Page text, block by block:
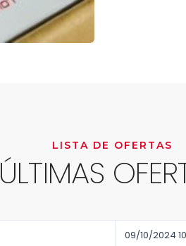
LISTA DE OFERTAS
ÚLTIMAS
09/10/2024